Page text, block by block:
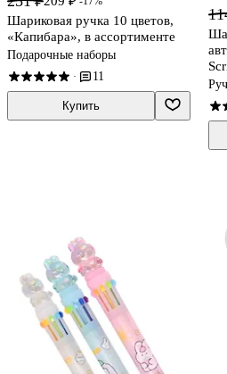
Шариковая ручка 10 цветов,
«Капибара», в ассортименте
Подарочные наборы
· 11
Купить